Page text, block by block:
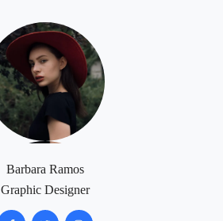
Barbara Ramos
Graphic Designer